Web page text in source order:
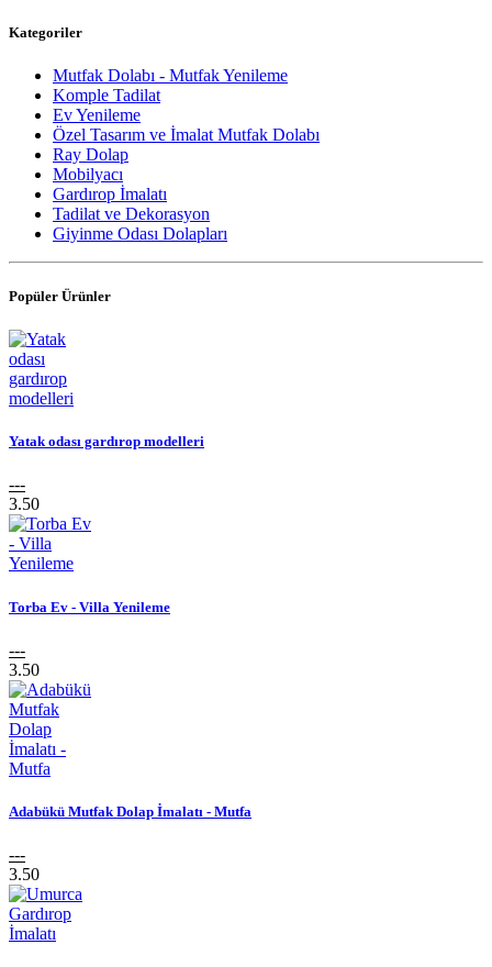
Kategoriler
Mutfak Dolabı - Mutfak Yenileme
Komple Tadilat
Ev Yenileme
Özel Tasarım ve İmalat Mutfak Dolabı
Ray Dolap
Mobilyacı
Gardırop İmalatı
Tadilat ve Dekorasyon
Giyinme Odası Dolapları
Popüler Ürünler
Yatak odası gardırop modelleri
---
3.50
Torba Ev - Villa Yenileme
---
3.50
Adabükü Mutfak Dolap İmalatı - Mutfa
---
3.50